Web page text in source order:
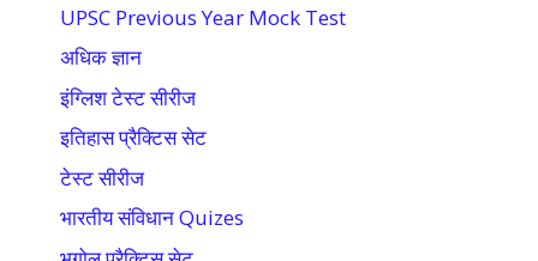
UPSC Previous Year Mock Test
अधिक ज्ञान
इंग्लिश टेस्ट सीरीज
इतिहास प्रैक्टिस सेट
टेस्ट सीरीज
भारतीय संविधान Quizes